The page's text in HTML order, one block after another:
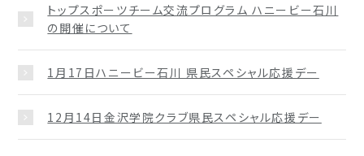
トップスポーツチーム交流プログラム ハニービー石川
の開催について
1月17日ハニービー石川 県民スペシャル応援デー
12月14日金沢学院クラブ県民スペシャル応援デー